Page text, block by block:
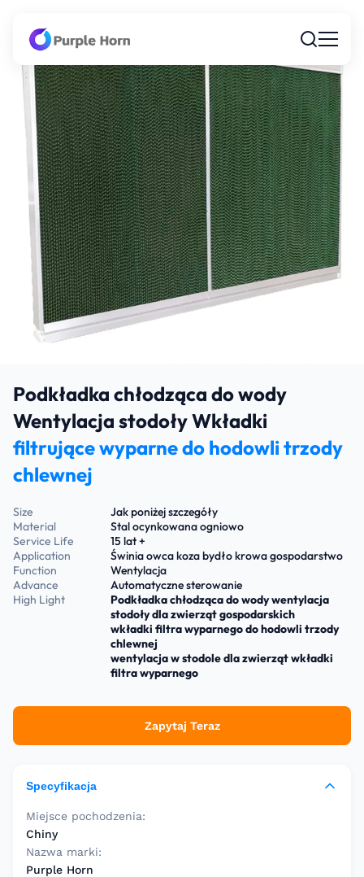
Podkładka chłodząca do wody
Wentylacja stodoły Wkładki
filtrujące wyparne do hodowli trzody
chlewnej
Size
Jak poniżej szczegóły
Material
Stal ocynkowana ogniowo
Service Life
15 lat +
Application
Świnia owca koza bydło krowa gospodarstwo
Function
Wentylacja
Advance
Automatyczne sterowanie
High Light
Podkładka chłodząca do wody wentylacja
stodoły dla zwierząt gospodarskich
wkładki filtra wyparnego do hodowli trzody
chlewnej
wentylacja w stodole dla zwierząt wkładki
filtra wyparnego
Zapytaj Teraz
Specyfikacja
Miejsce pochodzenia:
Chiny
Nazwa marki:
Purple Horn